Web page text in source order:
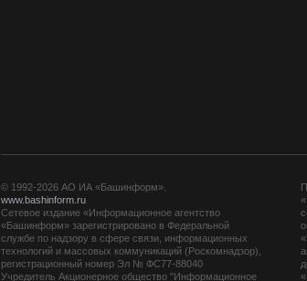
© 1992-2026 АО ИА «Башинформ».
www.bashinform.ru
Сетевое издание «Информационное агентство
«Башинформ» зарегистрировано в Федеральной
службе по надзору в сфере связи, информационных
технологий и массовых коммуникаций (Роскомнадзор),
регистрационный номер Эл № ФС77-88040
Учредитель Акционерное общество "Информационное